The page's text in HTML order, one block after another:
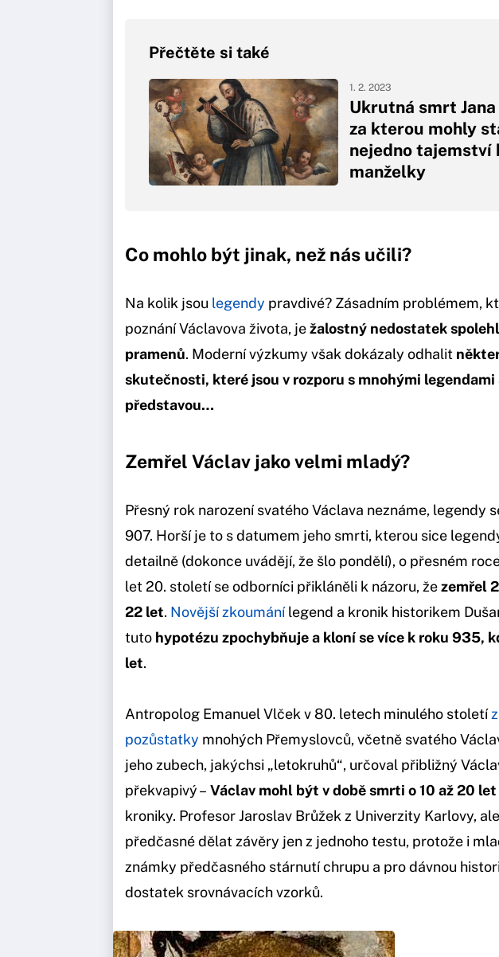
Přečtěte si také
Ukrutná smrt
za kterou mohly
nejedno tajemství
manželky
1. 2. 2023
Co mohlo být jinak, než nás učili?
Na kolik jsou legendy pravdivé? Zásadním problémem,
poznání Václavova života, ježalostný nedostatek
pramenů. Moderní výzkumy však dokázaly odhalit
skutečnosti, které jsou v rozporu s mnohými legendami
představou…
Zemřel Václav jako velmi mladý?
Přesný rok narození svatého Václava neznáme, legendy
907. Horší je to s datumem jeho smrti, kterou sice
detailně (dokonce uvádějí, že šlo pondělí), o přesném
let 20. století se odborníci přikláněli k názoru, žezemřel
22 let. Novější zkoumánílegend a kronik historikem
tuto hypotézu zpochybňuje a kloní se více k roku 935,
let.
Antropolog Emanuel Vlček v 80. letech minulého století
pozůstatky mnohých Přemyslovců, včetně svatého
jeho zubech, jakýchsi „letokruhů“, určoval přibližný
překvapivý – Václav mohl být v době smrti o 10 až 20
kroniky. Profesor Jaroslav Brůžek z Univerzity Karlovy,
předčasné dělat závěry jen z jednoho testu, protože i
známky předčasného stárnutí chrupu a pro dávnou
dostatek srovnávacích vzorků.